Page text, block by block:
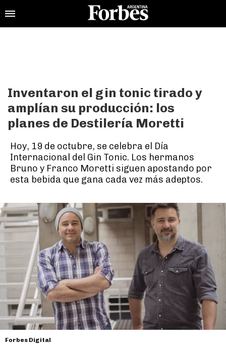
Inventaron el gin tonic tirado y
amplían su producción: los
planes de Destilería Moretti
Hoy, 19 de octubre, se celebra el Día
Internacional del Gin Tonic. Los hermanos
Bruno y Franco Moretti siguen apostando por
esta bebida que gana cada vez más adeptos.
Forbes Digital